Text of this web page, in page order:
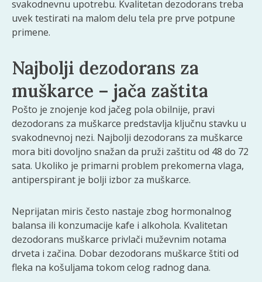
svakodnevnu upotrebu. Kvalitetan dezodorans treba
uvek testirati na malom delu tela pre prve potpune
primene.
Najbolji dezodorans za
muškarce – jača zaštita
Pošto je znojenje kod jačeg pola obilnije, pravi
dezodorans za muškarce predstavlja ključnu stavku u
svakodnevnoj nezi. Najbolji dezodorans za muškarce
mora biti dovoljno snažan da pruži zaštitu od 48 do 72
sata. Ukoliko je primarni problem prekomerna vlaga,
antiperspirant je bolji izbor za muškarce.
Neprijatan miris često nastaje zbog hormonalnog
balansa ili konzumacije kafe i alkohola. Kvalitetan
dezodorans muškarce privlači muževnim notama
drveta i začina. Dobar dezodorans muškarce štiti od
fleka na košuljama tokom celog radnog dana.